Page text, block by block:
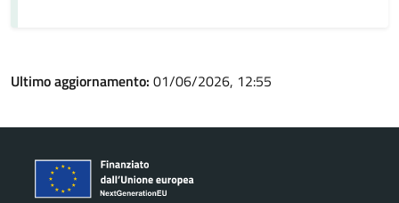
Ultimo aggiornamento: 01/06/2026, 12:55